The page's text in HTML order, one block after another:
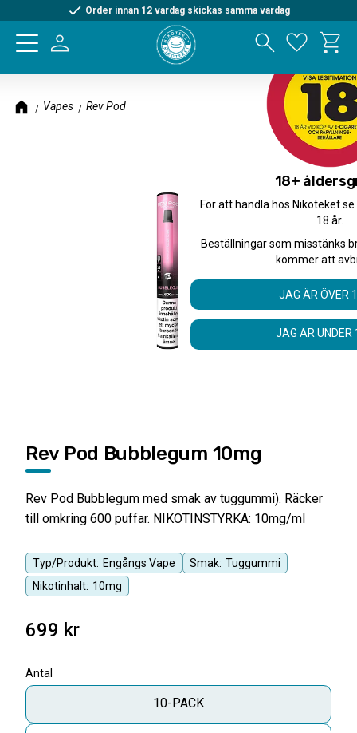
Meny
Order innan 12 vardag skickas samma vardag
Vapes Rev Pod
Typ/Produkt: Engångs Vape Smak: Tuggummi
Nikotinhalt: 10mg
Rev Pod Bubblegum 10mg
Rev Pod Bubblegum med smak av tuggummi). Räcker
till omkring 600 puffar. NIKOTINSTYRKA: 10mg/ml
699 kr
Antal
10-PACK
18+
För att handla hos
18 år.
Beställningar som misstänks
kommer att
JAG ÄR ÖVER
JAG ÄR UNDER